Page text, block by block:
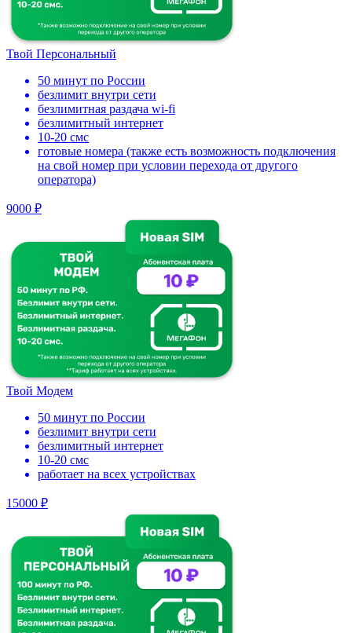
Твой Персональный
50 минут по России
безлимит внутри сети
безлимитная раздача wi-fi
безлимитный интернет
10-20 смс
готовые номера (также есть возможность подключения
на свой номер при условии перехода от другого
оператора)
9000 ₽
Твой Модем
50 минут по России
безлимит внутри сети
безлимитный интернет
10-20 смс
работает на всех устройствах
15000 ₽